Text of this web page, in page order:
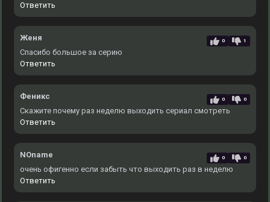
Ответить
Женя 0 1
Спасибо большое за серию
Ответить
Феникс 0 0
Скажите почему раз неделю выходить сериал смотреть
Ответить
NOname 0 0
очень офигенно если забыть что выходить раз в неделю
Ответить